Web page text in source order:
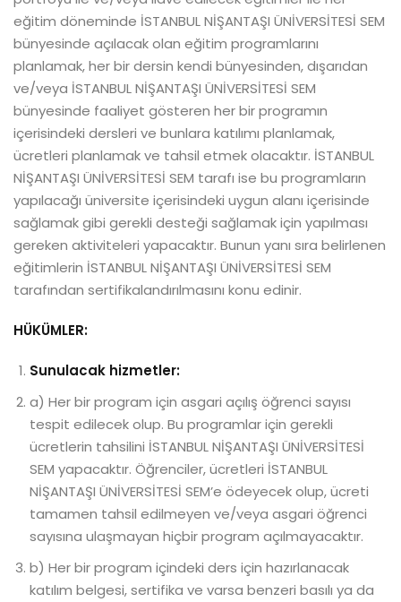
eğitim döneminde İSTANBUL NİŞANTAŞI ÜNİVERSİTESİ SEM
bünyesinde açılacak olan eğitim programlarını
planlamak, her bir dersin kendi bünyesinden, dışarıdan
ve/veya İSTANBUL NİŞANTAŞI ÜNİVERSİTESİ SEM
bünyesinde faaliyet gösteren her bir programın
içerisindeki dersleri ve bunlara katılımı planlamak,
ücretleri planlamak ve tahsil etmek olacaktır. İSTANBUL
NİŞANTAŞI ÜNİVERSİTESİ SEM tarafı ise bu programların
yapılacağı üniversite içerisindeki uygun alanı içerisinde
sağlamak gibi gerekli desteği sağlamak için yapılması
gereken aktiviteleri yapacaktır. Bunun yanı sıra belirlenen
eğitimlerin İSTANBUL NİŞANTAŞI ÜNİVERSİTESİ SEM
tarafından sertifikalandırılmasını konu edinir.
HÜKÜMLER:
Sunulacak hizmetler:
a) Her bir program için asgari açılış öğrenci sayısı
tespit edilecek olup. Bu programlar için gerekli
ücretlerin tahsilini İSTANBUL NİŞANTAŞI ÜNİVERSİTESİ
SEM yapacaktır. Öğrenciler, ücretleri İSTANBUL
NİŞANTAŞI ÜNİVERSİTESİ SEM’e ödeyecek olup, ücreti
tamamen tahsil edilmeyen ve/veya asgari öğrenci
sayısına ulaşmayan hiçbir program açılmayacaktır.
b) Her bir program içindeki ders için hazırlanacak
katılım belgesi, sertifika ve varsa benzeri basılı ya da